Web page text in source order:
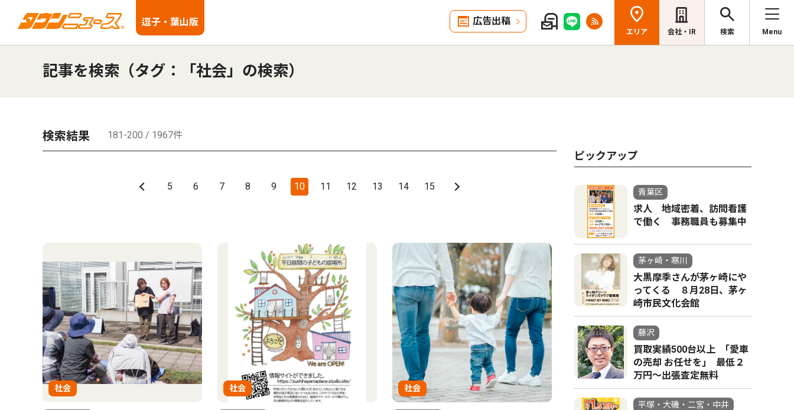
逗子・葉山版 広告出稿
エリア 会社・IR 検索 Menu
記事を検索（タグ：「社会」の検索）
検索結果 181-200 / 1967件
5 6 7 8 9 10 11 12 13 14 15
社会 社会 社会
ピックアップ
青葉区
求人 地域密着、訪問看護
で働く 事務職員も募集中
茅ヶ崎・寒川
大黒摩季さんが茅ヶ崎にや
ってくる ８月28日、茅ヶ
崎市民文化会館
藤沢
買取実績500台以上 ｢愛車
の売却 お任せを｣ 最低２
万円〜出張査定無料
平塚・大磯・二宮・中井